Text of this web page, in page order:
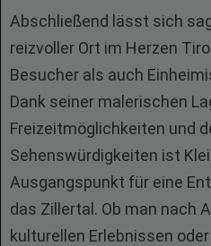
Abschließend lässt sich
reizvoller Ort im Herzen
Besucher als auch
Dank seiner malerischen
Freizeitmöglichkeiten und
Sehenswürdigkeiten ist
Ausgangspunkt für eine
das Zillertal. Ob man nach
kulturellen Erlebnissen